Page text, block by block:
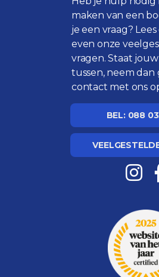
maken van een
je een vraag?
even onze
vragen. Staat
tussen, neem dan
contact met ons
BEL: 088